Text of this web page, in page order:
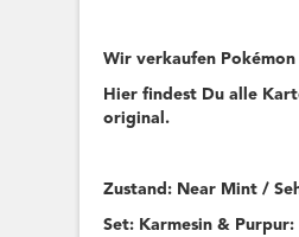
Wir verkaufen
Hier findest Du alle
original.
Zustand: Near Mint /
Set: Karmesin & Purpur: